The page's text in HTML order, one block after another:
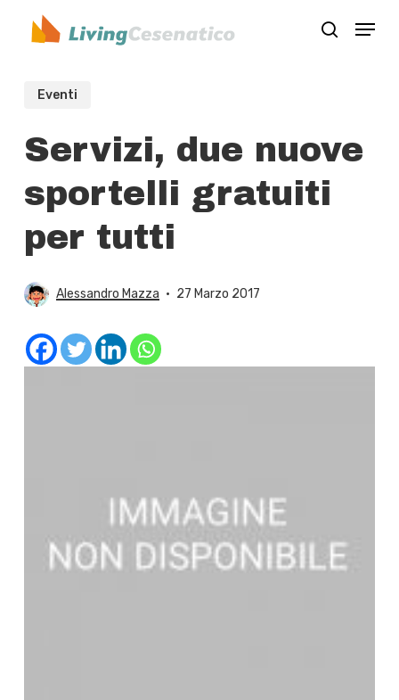
search
Menu
Eventi
Servizi, due nuove
sportelli gratuiti
per tutti
Alessandro Mazza 27 Marzo 2017